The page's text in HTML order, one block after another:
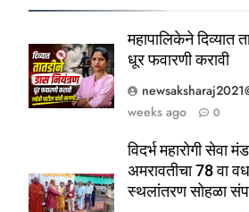
महापालिकेने दिव्यात
धूर फवारणी करावी
weeks ago
0
विदर्भ महारोगी सेवा
अमरावतीचा 78 वा
स्थलांतरण सोहळा